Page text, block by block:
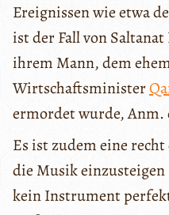
Ereignissen wie etwa
ist der Fall von
ihrem Mann, dem
Wirtschaftsminister
ermordet wurde, Anm.
Es ist zudem eine
die Musik
kein Instrument